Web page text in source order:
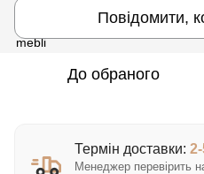
Повідомити,
До обраного
Термін доставки:
Менеджер перевірить